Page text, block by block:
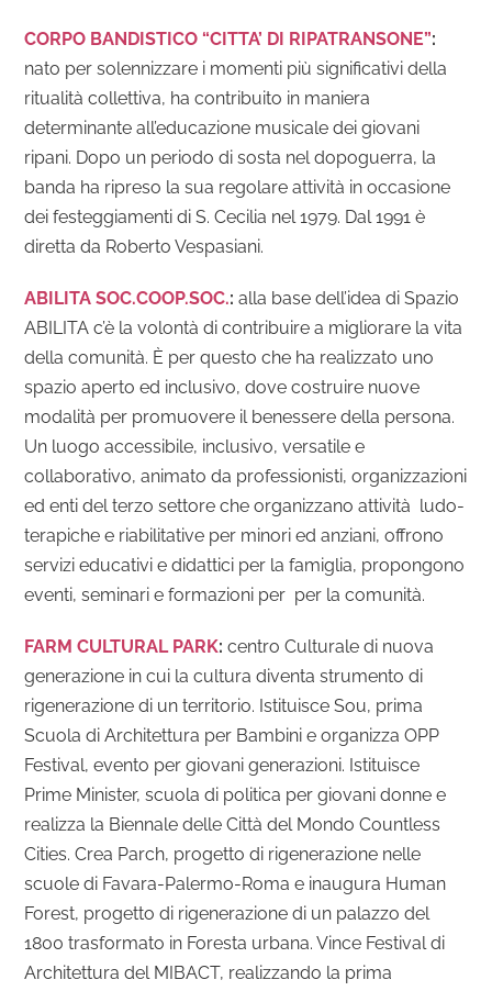
CORPO BANDISTICO “CITTA’ DI RIPATRANSONE”:
nato per solennizzare i momenti più significativi della
ritualità collettiva, ha contribuito in maniera
determinante all’educazione musicale dei giovani
ripani. Dopo un periodo di sosta nel dopoguerra, la
banda ha ripreso la sua regolare attività in occasione
dei festeggiamenti di S. Cecilia nel 1979. Dal 1991 è
diretta da Roberto Vespasiani.
ABILITA SOC.COOP.SOC.:alla base dell’idea di Spazio
ABILITA c’è la volontà di contribuire a migliorare la vita
della comunità. È per questo che ha realizzato uno
spazio aperto ed inclusivo, dove costruire nuove
modalità per promuovere il benessere della persona.
Un luogo accessibile, inclusivo, versatile e
collaborativo, animato da professionisti, organizzazioni
ed enti del terzo settore che organizzano attività ludo-
terapiche e riabilitative per minori ed anziani, offrono
servizi educativi e didattici per la famiglia, propongono
eventi, seminari e formazioni per per la comunità.
FARM CULTURAL PARK:centro Culturale di nuova
generazione in cui la cultura diventa strumento di
rigenerazione di un territorio. Istituisce Sou, prima
Scuola di Architettura per Bambini e organizza OPP
Festival, evento per giovani generazioni. Istituisce
Prime Minister, scuola di politica per giovani donne e
realizza la Biennale delle Città del Mondo Countless
Cities. Crea Parch, progetto di rigenerazione nelle
scuole di Favara-Palermo-Roma e inaugura Human
Forest, progetto di rigenerazione di un palazzo del
1800 trasformato in Foresta urbana. Vince Festival di
Architettura del MIBACT, realizzando la prima